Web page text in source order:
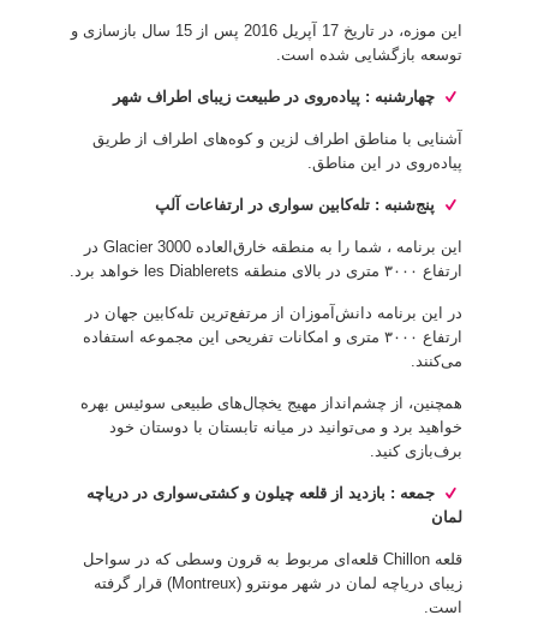
این موزه، در تاریخ 17 آپریل 2016 پس از 15 سال بازسازی و
توسعه بازگشایی شده است.
چهارشنبه : پیاده‌روی در طبیعت زیبای اطراف شهر
آشنایی با مناطق اطراف لزین و کوه‌های اطراف از طریق
پیاده‌روی در این مناطق.
پنج‌شنبه : تله‌کابین سواری در ارتفاعات آلپ
این برنامه ، شما را به منطقه خارق‌العاده Glacier 3000 در
ارتفاع ۳۰۰۰ متری در بالای منطقه les Diablerets خواهد برد.
در این برنامه دانش‌آموزان از مرتفع‌ترین تله‌کابین جهان در
ارتفاع ۳۰۰۰ متری و امکانات تفریحی این مجموعه استفاده
می‌کنند.
همچنین، از چشم‌انداز مهیج یخچال‌های طبیعی سوئیس بهره
خواهید برد و می‌توانید در میانه تابستان با دوستان خود
برف‌بازی کنید.
جمعه : بازدید از قلعه چیلون و کشتی‌سواری در دریاچه
لمان
قلعه Chillon قلعه‌ای مربوط به قرون وسطی که در سواحل
زیبای دریاچه لمان در شهر مونترو (Montreux) قرار گرفته
است.